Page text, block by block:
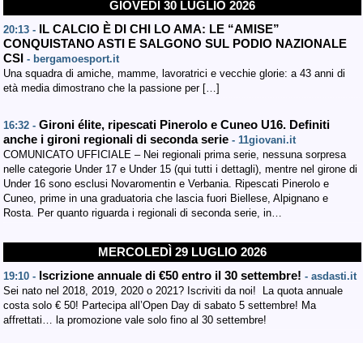
GIOVEDÌ 30 LUGLIO 2026
20:13 -
IL CALCIO È DI CHI LO AMA: LE “AMISE”
CONQUISTANO ASTI E SALGONO SUL PODIO NAZIONALE
CSI - bergamoesport.it
Una squadra di amiche, mamme, lavoratrici e vecchie glorie: a 43 anni di
età media dimostrano che la passione per […]
16:32 - Gironi élite, ripescati Pinerolo e Cuneo U16. Definiti
anche i gironi regionali di seconda serie - 11giovani.it
COMUNICATO UFFICIALE – Nei regionali prima serie, nessuna sorpresa
nelle categorie Under 17 e Under 15 (qui tutti i dettagli), mentre nel girone di
Under 16 sono esclusi Novaromentin e Verbania. Ripescati Pinerolo e
Cuneo, prime in una graduatoria che lascia fuori Biellese, Alpignano e
Rosta. Per quanto riguarda i regionali di seconda serie, in…
MERCOLEDÌ 29 LUGLIO 2026
19:10 - Iscrizione annuale di €50 entro il 30 settembre! - asdasti.it
Sei nato nel 2018, 2019, 2020 o 2021? Iscriviti da noi! La quota annuale
costa solo € 50! Partecipa all’Open Day di sabato 5 settembre! Ma
affrettati… la promozione vale solo fino al 30 settembre!